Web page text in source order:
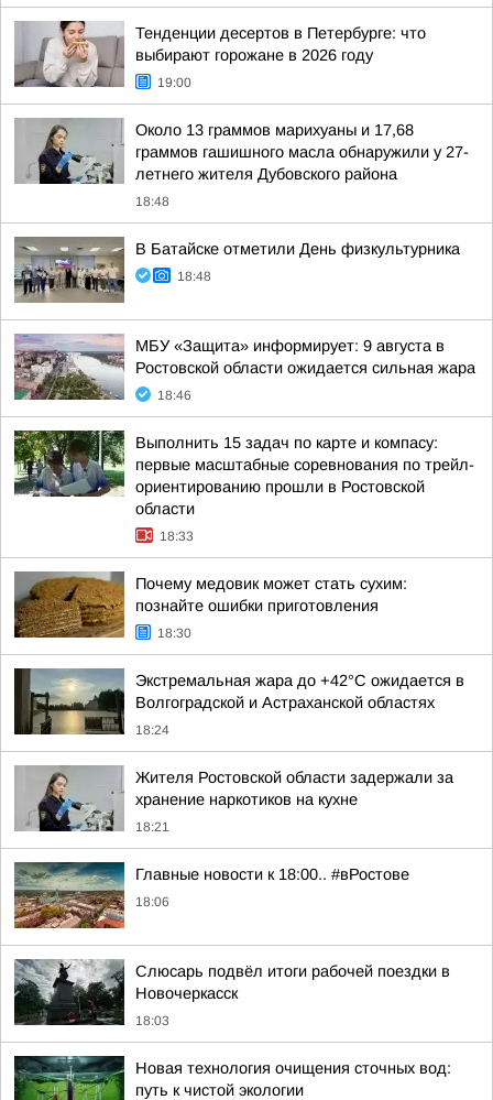
Тенденции десертов в Петербурге: что
выбирают горожане в 2026 году
19:00
Около 13 граммов марихуаны и 17,68
граммов гашишного масла обнаружили у 27-
летнего жителя Дубовского района
18:48
В Батайске отметили День физкультурника
18:48
МБУ «Защита» информирует: 9 августа в
Ростовской области ожидается сильная жара
18:46
Выполнить 15 задач по карте и компасу:
первые масштабные соревнования по трейл-
ориентированию прошли в Ростовской
области
18:33
Почему медовик может стать сухим:
познайте ошибки приготовления
18:30
Экстремальная жара до +42°C ожидается в
Волгоградской и Астраханской областях
18:24
Жителя Ростовской области задержали за
хранение наркотиков на кухне
18:21
Главные новости к 18:00.. #вРостове
18:06
Слюсарь подвёл итоги рабочей поездки в
Новочеркасск
18:03
Новая технология очищения сточных вод:
путь к чистой экологии